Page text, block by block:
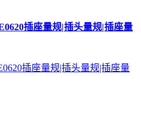
插座量规|插头量规|插座量
插座量规|插头量规|插座量